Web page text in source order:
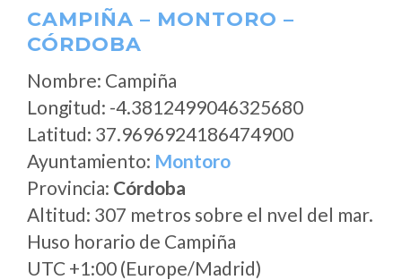
CAMPIÑA – MONTORO –
CÓRDOBA
Nombre: Campiña
Longitud: -4.3812499046325680
Latitud: 37.9696924186474900
Ayuntamiento: Montoro
Provincia: Córdoba
Altitud: 307 metros sobre el nvel del mar.
Huso horario de Campiña
UTC +1:00 (Europe/Madrid)